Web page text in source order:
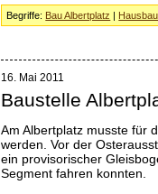
Begriffe: Bau Albertplatz | Hausbau
16. Mai 2011
Baustelle
Am Albertplatz musste für
werden. Vor der
ein provisorischer
Segment fahren konnten.